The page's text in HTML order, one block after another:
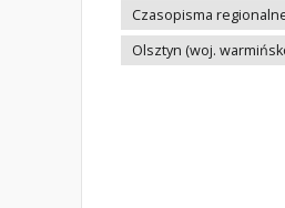
Czasopisma
Olsztyn (woj.